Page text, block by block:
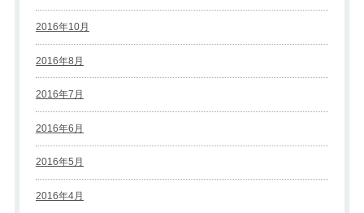
2016年10月
2016年8月
2016年7月
2016年6月
2016年5月
2016年4月